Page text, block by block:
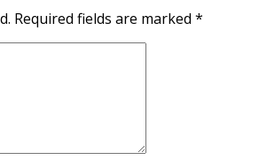
Required fields are marked *